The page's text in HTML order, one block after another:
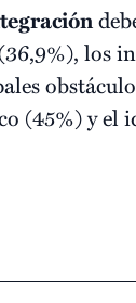
los
(45%) y el